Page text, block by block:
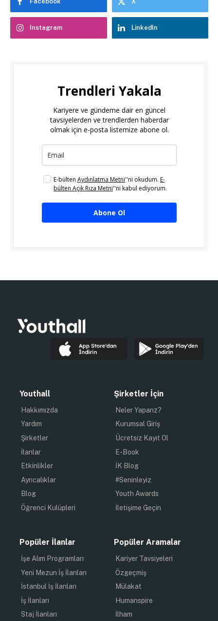
Instagram LinkedIn
Trendleri Yakala
Kariyere ve gündeme dair en güncel
tavsiyelerden ve trendlerden haberdar
olmak için e-posta listemize abone ol.
E-bülten Aydınlatma Metni''ni okudum. E-
bülten Açık Rıza Metni''ni kabul ediyorum.
Abone Ol
Youthall
Hakkımızda
Yardım
Şirketler
İlanlar
Etkinlikler
Ayrıcalıklar
Blog
Öğrenci Kulüpleri
Şirketler İçin
Neler Yaparız?
Kurumsal Giriş
Ücretsiz Kayıt Ol
E-Book
İK Blog
#Seninleyiz
Youth Awards
İletişime Geçin
Popüler İlanlar
İşe Alım Programları
Yeni Mezun İş İlanları
İstanbul İş İlanları
İş İlanları
Staj İlanları
Popüler Aramalar
Kariyer Tavsiyeleri
Özgeçmiş
Mülakat
Humanspire
İlham